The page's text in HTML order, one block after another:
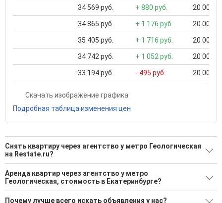
34 569 руб. + 880 руб. 20 000
34 865 руб. + 1 176 руб. 20 000
35 405 руб. + 1 716 руб. 20 000
34 742 руб. + 1 052 руб. 20 000
33 194 руб. - 495 руб. 20 000
Скачать изображение графика
Подробная таблица изменения цен
Снять квартиру через агентство у метро Геологическая
на Restate.ru?
Геологическая?
6 актуальных и проверенных объявлений
Аренда квартир через агентство у метро
Геологическая, стоимость в Екатеринбурге?
Минимальная цена: 25 000 Р. Максимальная цена: 85 000 Р;
Почему лучше всего искать объявления у нас?